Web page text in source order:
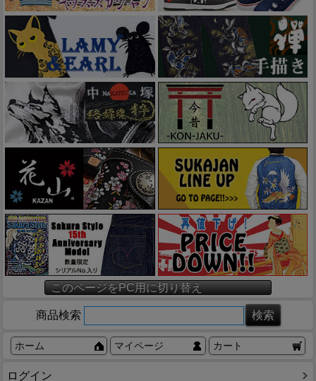
このページをPC用に切り替え
商品検索
ホーム マイページ カート
ログイン